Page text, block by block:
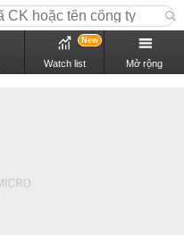
Watch list
New
Mở rộng